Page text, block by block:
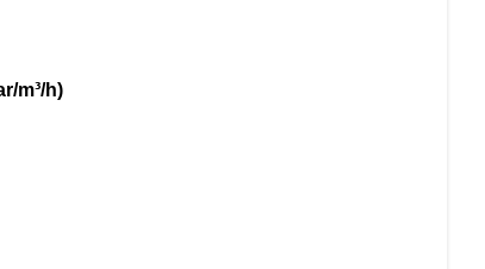
m³/h)